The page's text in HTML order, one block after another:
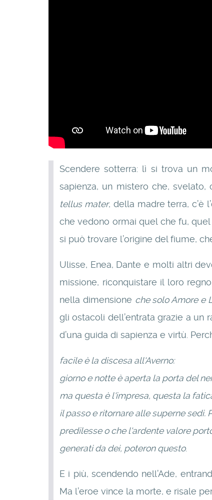
Scendere sotterra: lì si trova un
sapienza, un mistero che,
tellus mater, della madre terra, c’è
che vedono ormai quel che fu,
si può trovare l’origine del fiume,
Ulisse, Enea, Dante e molti altri
missione, riconquistare il loro
nella dimensione che solo Amore e
gli ostacoli dell’entrata grazie a un
d’una guida di sapienza e virtù.
facile è la discesa all'Averno:
giorno e notte è aperta la porta del
ma questa è l'impresa, questa la
il passo e ritornare alle superne sedi.
predilesse o che l'ardente valore
generati da dei, poteron questo.
E i più, scendendo nell’Ade,
Ma l’eroe vince la morte, e risale